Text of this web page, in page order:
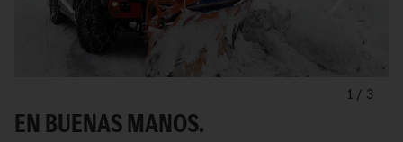
1 / 3
EN BUENAS MANOS.